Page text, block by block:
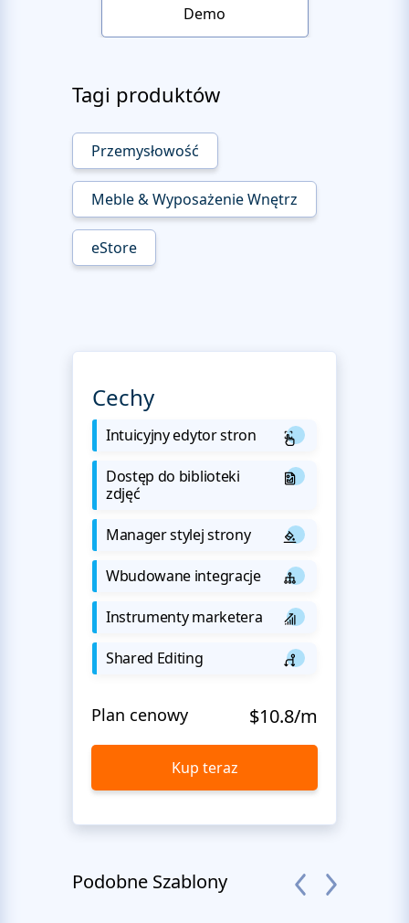
Demo
Tagi produktów
Przemysłowość
Meble & Wyposażenie Wnętrz
eStore
Cechy
Intuicyjny edytor stron
Dostęp do biblioteki
zdjęć
Manager stylej strony
Wbudowane integracje
Instrumenty marketera
Shared Editing
Plan cenowy $10.8/m
Kup teraz
Podobne Szablony